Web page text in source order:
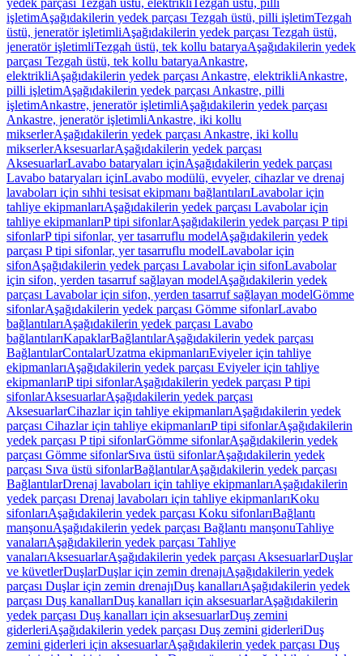
yedek parçası Tezgah üstü, elektrikli Tezgah üstü, pilli
işletimAşağıdakilerin yedek parçası Tezgah üstü, pilli işletimTezgah
üstü, jeneratör işletimliAşağıdakilerin yedek parçası Tezgah üstü,
jeneratör işletimliTezgah üstü, tek kollu bataryaAşağıdakilerin yedek
parçası Tezgah üstü, tek kollu bataryaAnkastre,
elektrikliAşağıdakilerin yedek parçası Ankastre, elektrikliAnkastre,
pilli işletimAşağıdakilerin yedek parçası Ankastre, pilli
işletimAnkastre, jeneratör işletimliAşağıdakilerin yedek parçası
Ankastre, jeneratör işletimliAnkastre, iki kollu
mikserlerAşağıdakilerin yedek parçası Ankastre, iki kollu
mikserlerAksesuarlarAşağıdakilerin yedek parçası
AksesuarlarLavabo bataryaları içinAşağıdakilerin yedek parçası
Lavabo bataryaları içinLavabo modülü, evyeler, cihazlar ve drenaj
lavaboları için sıhhi tesisat ekipmanı bağlantılarıLavabolar için
tahliye ekipmanlarıAşağıdakilerin yedek parçası Lavabolar için
tahliye ekipmanlarıP tipi sifonlarAşağıdakilerin yedek parçası P tipi
sifonlarP tipi sifonlar, yer tasarruflu modelAşağıdakilerin yedek
parçası P tipi sifonlar, yer tasarruflu modelLavabolar için
sifonAşağıdakilerin yedek parçası Lavabolar için sifonLavabolar
için sifon, yerden tasarruf sağlayan modelAşağıdakilerin yedek
parçası Lavabolar için sifon, yerden tasarruf sağlayan modelGömme
sifonlarAşağıdakilerin yedek parçası Gömme sifonlarLavabo
bağlantılarıAşağıdakilerin yedek parçası Lavabo
bağlantılarıKapaklarBağlantılarAşağıdakilerin yedek parçası
BağlantılarContalarUzatma ekipmanlarıEviyeler için tahliye
ekipmanlarıAşağıdakilerin yedek parçası Eviyeler için tahliye
ekipmanlarıP tipi sifonlarAşağıdakilerin yedek parçası P tipi
sifonlarAksesuarlarAşağıdakilerin yedek parçası
AksesuarlarCihazlar için tahliye ekipmanlarıAşağıdakilerin yedek
parçası Cihazlar için tahliye ekipmanlarıP tipi sifonlarAşağıdakilerin
yedek parçası P tipi sifonlarGömme sifonlarAşağıdakilerin yedek
parçası Gömme sifonlarSıva üstü sifonlarAşağıdakilerin yedek
parçası Sıva üstü sifonlarBağlantılarAşağıdakilerin yedek parçası
BağlantılarDrenaj lavaboları için tahliye ekipmanlarıAşağıdakilerin
yedek parçası Drenaj lavaboları için tahliye ekipmanlarıKoku
sifonlarıAşağıdakilerin yedek parçası Koku sifonlarıBağlantı
manşonuAşağıdakilerin yedek parçası Bağlantı manşonuTahliye
vanalarıAşağıdakilerin yedek parçası Tahliye
vanalarıAksesuarlarAşağıdakilerin yedek parçası AksesuarlarDuşlar
ve küvetlerDuşlarDuşlar için zemin drenajıAşağıdakilerin yedek
parçası Duşlar için zemin drenajıDuş kanallarıAşağıdakilerin yedek
parçası Duş kanallarıDuş kanalları için aksesuarlarAşağıdakilerin
yedek parçası Duş kanalları için aksesuarlarDuş zemini
giderleriAşağıdakilerin yedek parçası Duş zemini giderleriDuş
zemini giderleri için aksesuarlarAşağıdakilerin yedek parçası Duş